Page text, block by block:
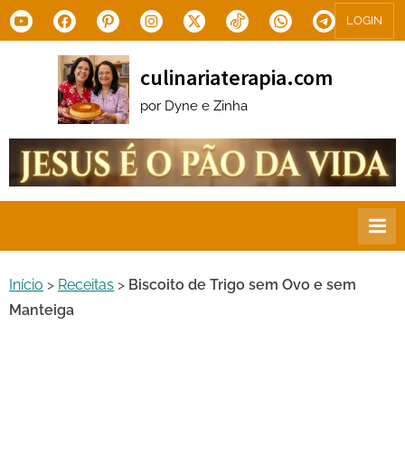
Skip
to
YoutubeFacebookPinterestInstagram
X.com Tiktok WhatsAppTelegram
LOGIN
culinariaterapia.com
por Dyne e Zinha
Início > Receitas > Biscoito de Trigo sem Ovo e sem
Manteiga